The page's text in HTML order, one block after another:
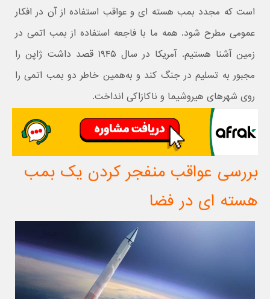
است که مجدد بمب هسته‌ ای و عواقب استفاده از آن در افکار
عمومی مطرح شود. همه ما با فاجعه استفاده از بمب اتمی در
زمین آشنا هستیم. آمریکا در سال ۱۹۴۵ قصد داشت ژاپن را
مجبور به تسلیم در جنگ کند و به‌همین خاطر دو بمب اتمی را
روی شهرهای هیروشیما و ناکازاکی انداخت.
بررسی عواقب منفجر کردن یک بمب
هسته ای در فضا